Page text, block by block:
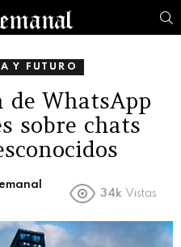
Y FUTURO
WhatsApp
sobre chats
34k Vistas